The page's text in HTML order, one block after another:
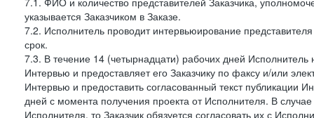
указывается Заказчиком в Заказе.
7.2. Исполнитель проводит интервьюирование
срок.
7.3. В течение 14 (четырнадцати) рабочих дней Исполнитель
Интервью и предоставляет его Заказчику по факсу и/или
Интервью и предоставить согласованный текст
дней с момента получения проекта от Исполнителя. В
Исполнителя, то Заказчик обязуется согласовать их с